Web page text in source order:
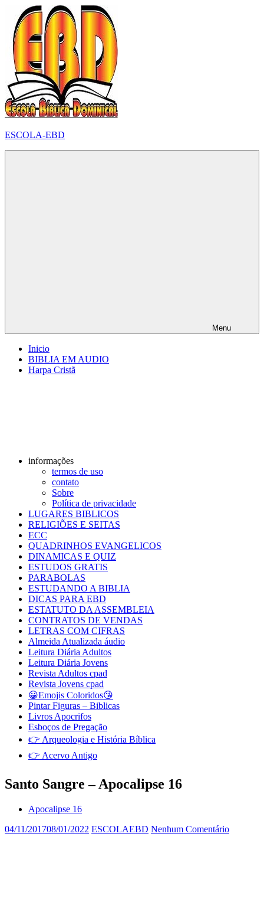
para
conteúdo
ESCOLA-EBD
Menu
Inicio
BIBLIA EM AUDIO
Harpa Cristã
informações
termos de uso
contato
Sobre
Política de privacidade
LUGARES BIBLICOS
RELIGIÕES E SEITAS
ECC
QUADRINHOS EVANGELICOS
DINAMICAS E QUIZ
ESTUDOS GRATIS
PARABOLAS
ESTUDANDO A BIBLIA
DICAS PARA EBD
ESTATUTO DA ASSEMBLEIA
CONTRATOS DE VENDAS
LETRAS COM CIFRAS
Almeida Atualizada áudio
Leitura Diária Adultos
Leitura Diária Jovens
Revista Adultos cpad
Revista Jovens cpad
😀Emojis Coloridos😘
Pintar Figuras – Biblicas
Livros Apocrifos
Esboços de Pregação
👉 Arqueologia e História Bíblica
👉 Acervo Antigo
Santo Sangre – Apocalipse 16
Apocalipse 16
04/11/201708/01/2022 ESCOLAEBD Nenhum Comentário